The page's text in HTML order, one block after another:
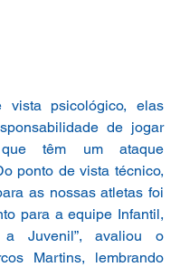
vista psicológico, elas
de jogar
têm um ataque
ponto de vista técnico,
as nossas atletas foi
para a equipe Infantil,
a Juvenil”, avaliou o
Martins, lembrando